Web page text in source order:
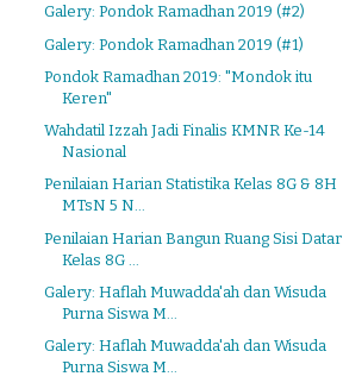
Galery: Pondok Ramadhan 2019 (#2)
Galery: Pondok Ramadhan 2019 (#1)
Pondok Ramadhan 2019: "Mondok itu
Keren"
Wahdatil Izzah Jadi Finalis KMNR Ke-14
Nasional
Penilaian Harian Statistika Kelas 8G & 8H
MTsN 5 N...
Penilaian Harian Bangun Ruang Sisi Datar
Kelas 8G ...
Galery: Haflah Muwadda'ah dan Wisuda
Purna Siswa M...
Galery: Haflah Muwadda'ah dan Wisuda
Purna Siswa M...